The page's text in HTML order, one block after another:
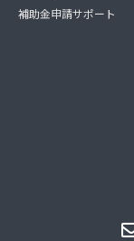
補助金申請サポート